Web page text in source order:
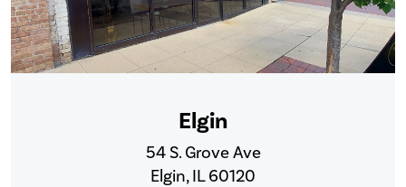
Elgin
54 S. Grove Ave
Elgin, IL 60120